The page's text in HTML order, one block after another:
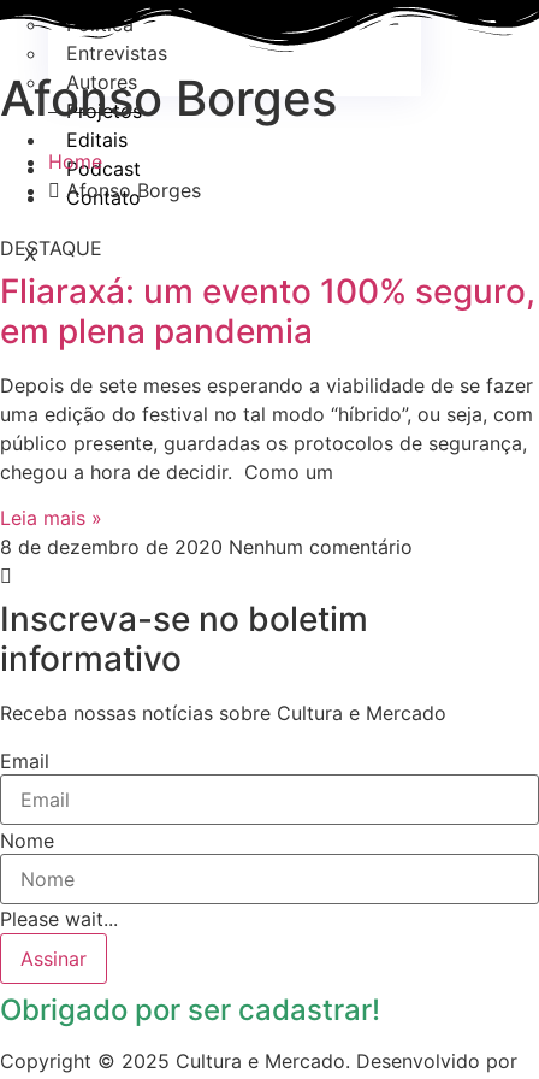
Política
Entrevistas
Autores
Projetos
Editais
Podcast
Contato
X
Afonso Borges
Home
Afonso Borges
DESTAQUE
Fliaraxá: um evento 100% seguro,
em plena pandemia
Depois de sete meses esperando a viabilidade de se fazer
uma edição do festival no tal modo “híbrido”, ou seja, com
público presente, guardadas os protocolos de segurança,
chegou a hora de decidir. Como um
Leia mais »
8 de dezembro de 2020 Nenhum comentário
Inscreva-se no boletim
informativo
Receba nossas notícias sobre Cultura e Mercado
Email
Nome
Please wait...
Assinar
Obrigado por ser cadastrar!
Copyright © 2025 Cultura e Mercado. Desenvolvido por